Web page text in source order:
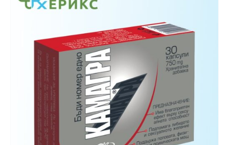
Лична хигиена
Медицински апрати
Нега на кожа